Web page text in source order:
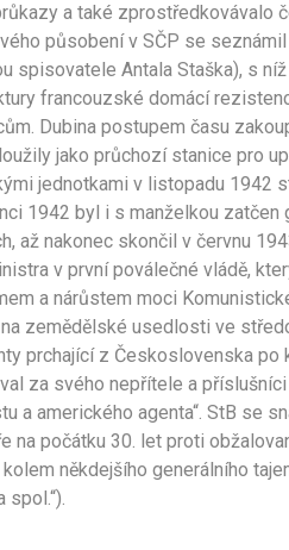
a také zprostředkovávalo
působení v SČP se
spisovatele Antala Staška), s
francouzské domácí
Dubina postupem času
jako průchozí stanice pro
jednotkami v listopadu 1942
1942 byl i s manželkou zatčen
až nakonec skončil v červnu
v první poválečné vládě,
a nárůstem moci
zemědělské usedlosti ve
prchající z Československa po
za svého nepřítele a
a amerického agenta“. StB se
na počátku 30. let proti
někdejšího generálního
spol.“).